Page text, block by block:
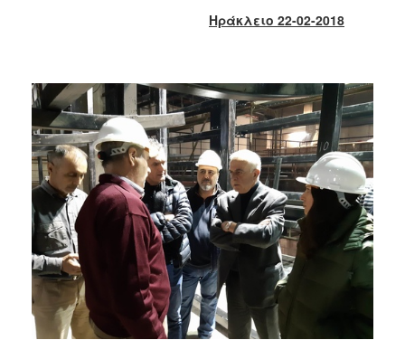
2013
2012
2011
2010
2006
ΤΟΠΟΣ
Ηράκλειο 22-02-2018